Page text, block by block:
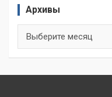
Архивы